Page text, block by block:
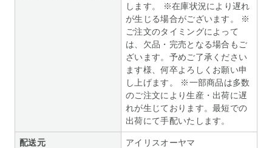
します。 ※在庫状況により遅れ
が生じる場合がございます。 ※
ご注文のタイミングによって
は、欠品・完売となる場合もご
ざいます。予めご了承ください
ます様、何卒よろしくお願い申
し上げます。 ※一部商品は多数
のご注文により生産・出荷に遅
れが生じております。最短での
出荷にて手配いたします。
配送元 アイリスオーヤマ